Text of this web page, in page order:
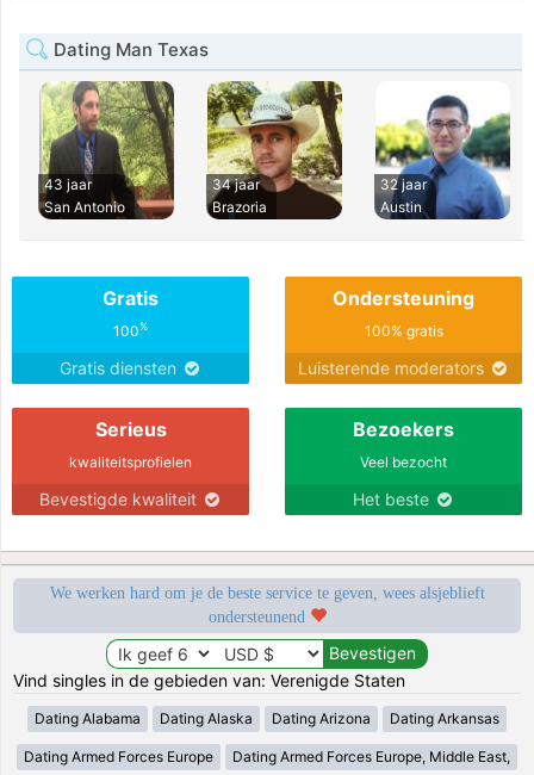
Dating Man Texas
43 jaar
San Antonio
34 jaar
Brazoria
32 jaar
Austin
Gratis
100%
Gratis diensten
Ondersteuning
100% gratis
Luisterende moderators
Serieus
kwaliteitsprofielen
Bevestigde kwaliteit
Bezoekers
Veel bezocht
Het beste
We werken hard om je de beste service te geven, wees alsjeblieft
ondersteunend
Vind singles in de gebieden van: Verenigde Staten
Dating Alabama Dating Alaska Dating Arizona Dating Arkansas
Dating Armed Forces Europe Dating Armed Forces Europe, Middle East,